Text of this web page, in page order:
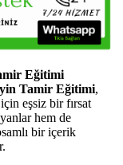
Eğitimi
Tamir Eğitimi,
eşsiz bir fırsat
hem de
bir içerik